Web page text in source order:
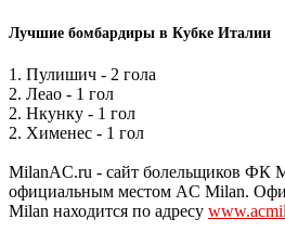
Лучшие бомбардиры в Кубке Италии
1. Пулишич - 2 гола
2. Леао - 1 гол
2. Нкунку - 1 гол
2. Хименес - 1 гол
MilanAC.ru - сайт болельщиков ФК
официальным местом AC Milan.
Milan находится по адресу